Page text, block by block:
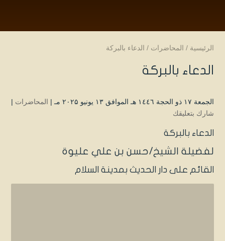
الرئيسية / المحاضرات / الدعاء بالبركة
الدعاء بالبركة
الجمعة ۱۷ ذو الحجة ۱٤٤٦ هـ الموافق ۱۳ يونيو ۲۰۲۵ مـ | المحاضرات |
شارك بتعليقك
الدعاء بالبركة
لفضيلة الشيخ/حسن بن علي عليوة
القائم على دار الحديث بمدينة السلام